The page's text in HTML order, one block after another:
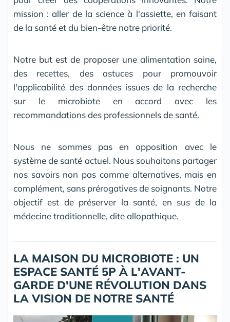
mission : aller de la science à l'assiette, en faisant
de la santé et du bien-être notre priorité.
Notre but est de proposer une alimentation saine,
des recettes, des astuces pour promouvoir
l'applicabilité des données issues de la recherche
sur le microbiote en accord avec les
recommandations des professionnels de santé.
Nous ne sommes pas en opposition avec le
système de santé actuel. Nous souhaitons partager
nos savoirs non pas comme alternatives, mais en
complément, sans prérogatives de soignants. Notre
objectif est de préserver la santé, en sus de la
médecine traditionnelle, dite allopathique.
LA MAISON DU MICROBIOTE : UN
ESPACE SANTÉ 5P À L'AVANT-
GARDE D'UNE RÉVOLUTION DANS
LA VISION DE NOTRE SANTÉ